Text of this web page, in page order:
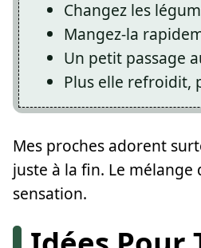
Changez les
Mangez-la
Un petit passage
Plus elle refroidit,
Mes proches adorent
juste à la fin. Le
sensation.